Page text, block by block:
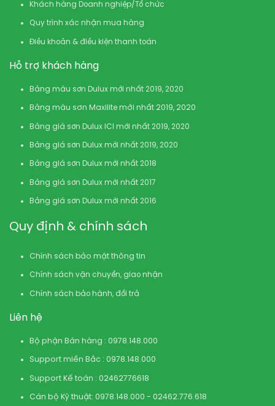
Khách hàng Doanh nghiệp/Tổ chức
Quy trình xác nhận mua hàng
Điều khoản & điều kiện thanh toán
Hỗ trợ khách hàng
Bảng màu sơn Dulux mới nhất 2019, 2020
Bảng màu sơn Maxilite mới nhất 2019, 2020
Bảng giá sơn Dulux ICI mới nhất 2019, 2020
Bảng giá sơn Dulux mới nhất 2019, 2020
Bảng giá sơn Dulux mới nhất 2018
Bảng giá sơn Dulux mới nhất 2017
Bảng giá sơn Dulux mới nhất 2016
Quy định & chính sách
Chính sách bảo mật thông tin
Chính sách vận chuyển, giao nhận
Chính sách bảo hành, đổi trả
Liên hệ
Bộ phận Bán hàng : 0978.148.000
Support miền Bắc : 0978.148.000
Support Kế toán : 02462776618
Cán bộ Kỹ thuật: 0978.148.000 - 02462.776.618